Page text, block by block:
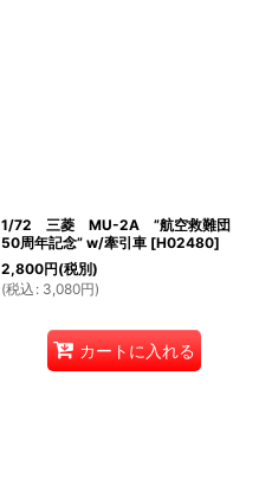
1/72 三菱 MU-2A ”航空救難団
50周年記念” w/牽引車 [H02480]
2,800円(税別)
(税込 : 3,080円)
カートに入れる